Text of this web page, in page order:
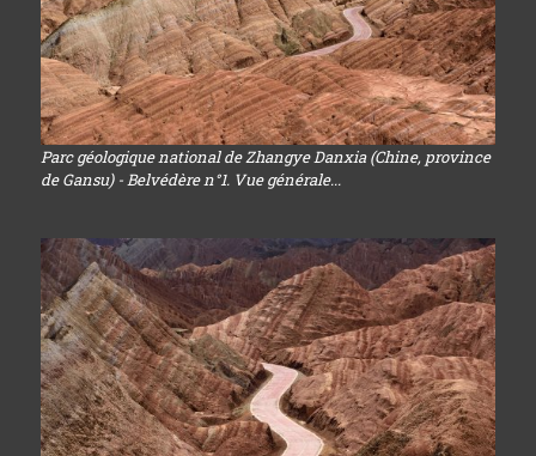
Parc géologique national de Zhangye Danxia (Chine, province
de Gansu) - Belvédère n°1. Vue générale...